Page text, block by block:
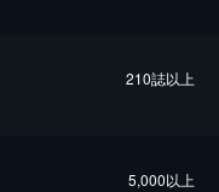
210誌以上
5,000以上